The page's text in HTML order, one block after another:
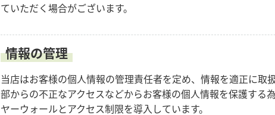
ていただく場合がございます。
情報の管理
当店はお客様の個人情報の管理責任者を定め、情報を適正に取
部からの不正なアクセスなどからお客様の個人情報を保護する
ヤーウォールとアクセス制限を導入しています。